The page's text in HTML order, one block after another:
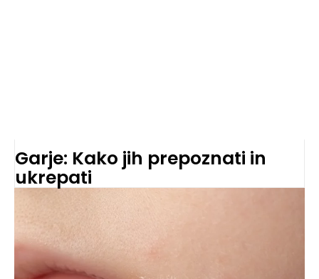
Garje: Kako jih prepoznati in
ukrepati